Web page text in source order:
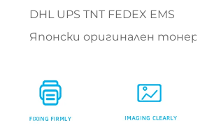
DHL UPS TNT FEDEX EMS
Японски оригинален тонер